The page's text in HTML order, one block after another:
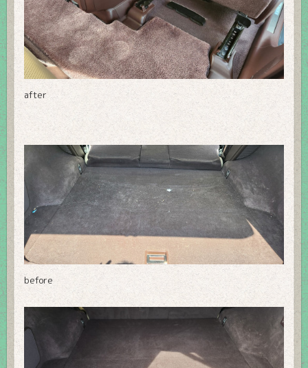
after
before